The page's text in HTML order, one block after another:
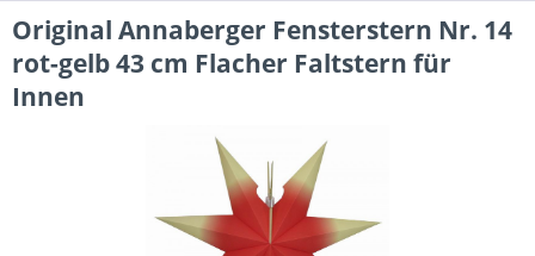
Original Annaberger Fensterstern Nr. 14
rot-gelb 43 cm Flacher Faltstern für
Innen